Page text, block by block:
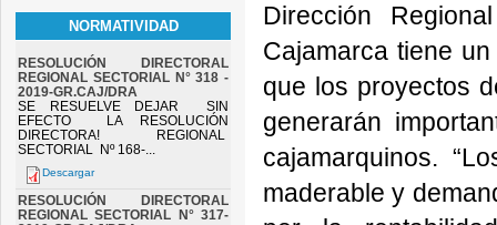
NORMATIVIDAD
RESOLUCIÓN DIRECTORAL
REGIONAL SECTORIAL N° 318 -
2019-GR.CAJ/DRA
SE RESUELVE DEJAR SIN
EFECTO LA RESOLUCIÓN
DIRECTORA! REGIONAL
SECTORIAL Nº 168-...
Descargar
RESOLUCIÓN DIRECTORAL
REGIONAL SECTORIAL N° 317-
Dirección
Cajamarca tiene
que los proyectos
generarán
cajamarquinos.
maderable y